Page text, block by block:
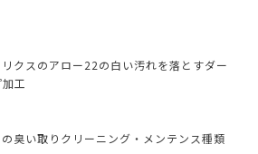
クスのアロー22の白い汚れを落とすダー
工
臭い取りクリーニング・メンテンス種類